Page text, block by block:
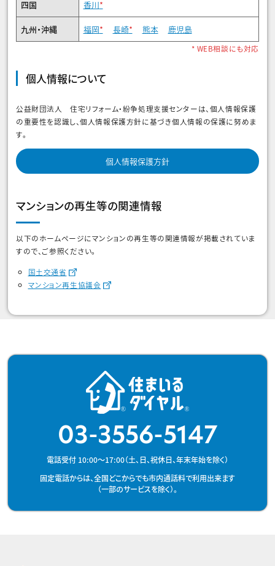
四国 香川*
九州・沖縄 福岡* 長崎* 熊本 鹿児島
* WEB相談にも対応
個人情報について
公益財団法人 住宅リフォーム・紛争処理支援センターは、個人情報保護
の重要性を認識し、個人情報保護方針に基づき個人情報の保護に努めま
す。
個人情報保護方針
マンションの再生等の関連情報
以下のホームページにマンションの再生等の関連情報が掲載されていま
すので、ご参照ください。
国土交通省
マンション再生協議会
03-3556-5147
電話受付 10:00～17:00（土、日、祝休日、年末年始を除く）
固定電話からは、全国どこからでも市内通話料で利用出来ます
（一部のサービスを除く）。